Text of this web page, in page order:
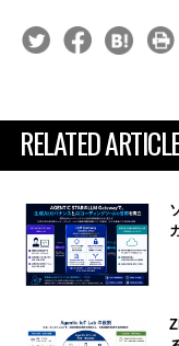
RELATED